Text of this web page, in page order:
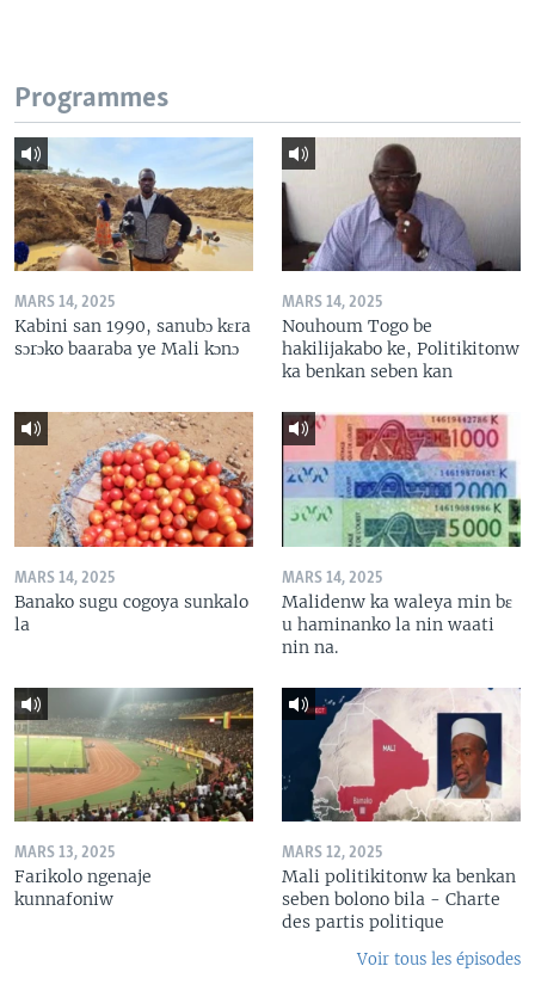
Programmes
MARS 14, 2025
Kabini san 1990, sanubɔ kɛra
sɔrɔko baaraba ye Mali kɔnɔ
MARS 14, 2025
Nouhoum Togo be
hakilijakabo ke, Politikitonw
ka benkan seben kan
MARS 14, 2025
Banako sugu cogoya sunkalo
la
MARS 14, 2025
Malidenw ka waleya min bɛ
u haminanko la nin waati
nin na.
MARS 13, 2025
Farikolo ngenaje
kunnafoniw
MARS 12, 2025
Mali politikitonw ka benkan
seben bolono bila - Charte
des partis politique
Voir tous les épisodes